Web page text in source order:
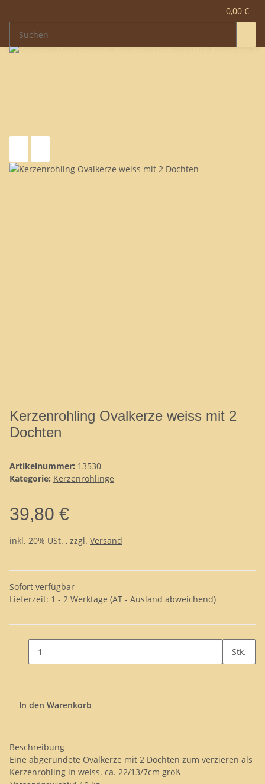
0,00 €
Kerzenrohling Ovalkerze weiss mit 2
Dochten
Artikelnummer: 13530
Kategorie: Kerzenrohlinge
39,80 €
inkl. 20% USt. , zzgl. Versand
Sofort verfügbar
Lieferzeit: 1 - 2 Werktage (AT - Ausland abweichend)
Stk.
In den Warenkorb
Beschreibung
Eine abgerundete Ovalkerze mit 2 Dochten zum verzieren als
Kerzenrohling in weiss. ca. 22/13/7cm groß